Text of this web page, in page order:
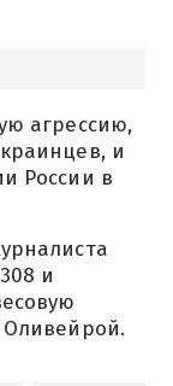
агрессию,
и
России в
и
Оливейрой.